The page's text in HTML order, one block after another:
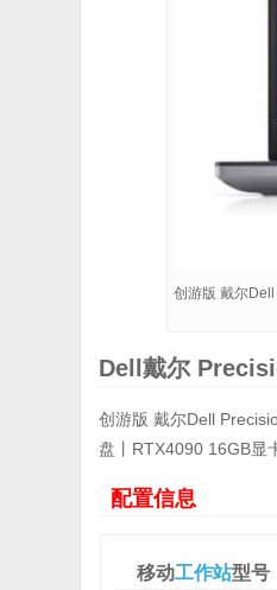
创游版 戴尔
Dell戴尔
创游版 戴尔Dell
盘丨RTX4090 16GB显
配置信息
移动工作站型号